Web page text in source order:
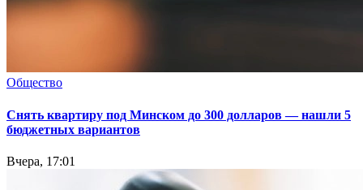
Общество
Снять квартиру под Минском до 300 долларов — нашли 5
бюджетных вариантов
Вчера, 17:01